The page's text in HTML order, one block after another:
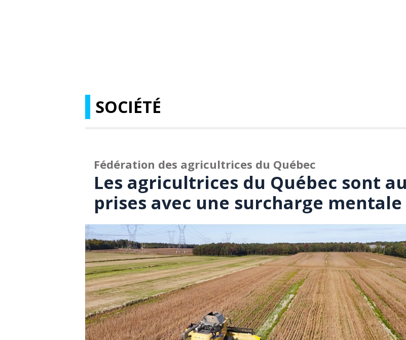
SOCIÉTÉ
Fédération des agricultrices du Québec
Les agricultrices du Québec sont
prises avec une surcharge mentale